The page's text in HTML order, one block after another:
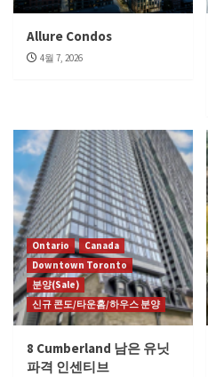
Allure Condos
4월 7, 2026
Ontario
Canada
Downtown Toronto
분양(Sale)
신규 콘도/타운홈/하우스 분양
8 Cumberland 남은 유닛
파격 인센티브